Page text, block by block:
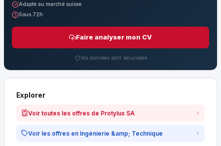
Adapté au marché suisse
Sous 72h
Faire analyser mon CV
Vos données sont sécurisées
Explorer
Voir toutes les offres de Protylux SA
Voir les offres en Ingénierie &amp; Technique